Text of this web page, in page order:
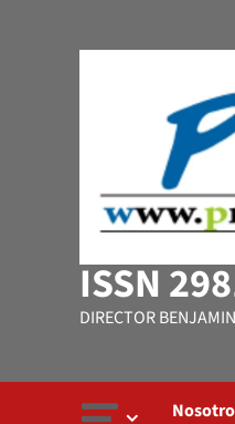
ISSN
DIRECTOR